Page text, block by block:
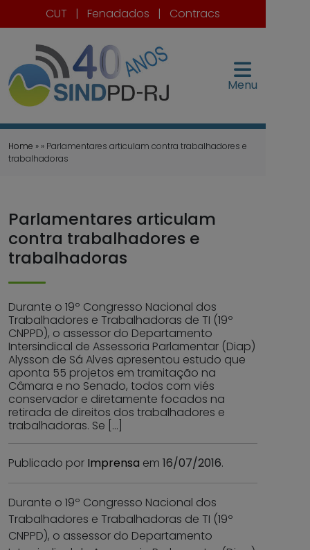
CUT | Fenadados | Contracs
Menu
Home » » Parlamentares articulam contra trabalhadores e
trabalhadoras
Parlamentares articulam
contra trabalhadores e
trabalhadoras
Durante o 19º Congresso Nacional dos
Trabalhadores e Trabalhadoras de TI (19º
CNPPD), o assessor do Departamento
Intersindical de Assessoria Parlamentar (Diap)
Alysson de Sá Alves apresentou estudo que
aponta 55 projetos em tramitação na
Câmara e no Senado, todos com viés
conservador e diretamente focados na
retirada de direitos dos trabalhadores e
trabalhadoras. Se […]
Publicado por Imprensa em 16/07/2016.
Durante o 19º Congresso Nacional dos
Trabalhadores e Trabalhadoras de TI (19º
CNPPD), o assessor do Departamento